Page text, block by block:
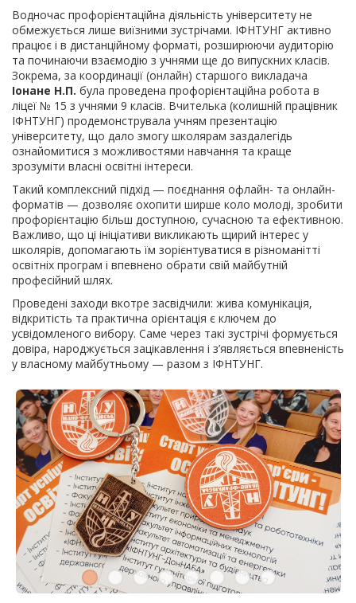
Водночас профорієнтаційна діяльність університету не
обмежується лише виїзними зустрічами. ІФНТУНГ активно
працює і в дистанційному форматі, розширюючи аудиторію
та починаючи взаємодію з учнями ще до випускних класів.
Зокрема, за координації (онлайн) старшого викладача
Іонане Н.П. була проведена профорієнтаційна робота в
ліцеї № 15 з учнями 9 класів. Вчителька (колишній працівник
ІФНТУНГ) продемонструвала учням презентацію
університету, що дало змогу школярам заздалегідь
ознайомитися з можливостями навчання та краще
зрозуміти власні освітні інтереси.
Такий комплексний підхід — поєднання офлайн- та онлайн-
форматів — дозволяє охопити ширше коло молоді, зробити
профорієнтацію більш доступною, сучасною та ефективною.
Важливо, що ці ініціативи викликають щирий інтерес у
школярів, допомагають їм зорієнтуватися в різноманітті
освітніх програм і впевнено обрати свій майбутній
професійний шлях.
Проведені заходи вкотре засвідчили: жива комунікація,
відкритість та практична орієнтація є ключем до
усвідомленого вибору. Саме через такі зустрічі формується
довіра, народжується зацікавлення і з’являється впевненість
у власному майбутньому — разом з ІФНТУНГ.